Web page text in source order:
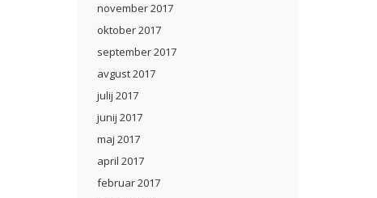
november 2017
oktober 2017
september 2017
avgust 2017
julij 2017
junij 2017
maj 2017
april 2017
februar 2017